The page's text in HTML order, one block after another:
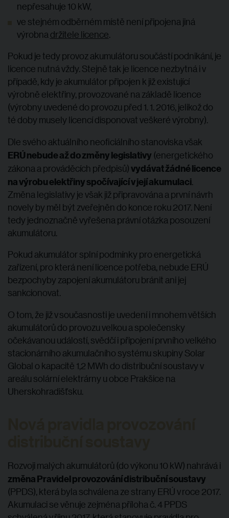
nepřesahuje 10 kW,
ve stejném odběrném místě není připojena jiná
výrobna držitele licence.
Pokud je tedy provoz akumulátoru součástí podnikání, je
licence nutná vždy. Stejně tak je licence nezbytná i v
případě, kdy je akumulátor připojen k již existující
výrobně elektřiny, provozované na základě licence
(výrobny uvedené do provozu před 1. 1. 2016, jelikož do
té doby musely licencí disponovat veškeré výrobny).
Dle svého aktuálního neoficiálního stanoviska však
ERÚ nebude až do změny legislativy (energetického
zákona a prováděcích předpisů)vydávat žádné licence
na výrobu elektřiny spočívající v její akumulaci.
Změna legislativy je však již připravována a první návrh
novely by měl být zveřejněn do konce roku 2017. Není
tedy jednoznačně vyřešena právní otázka posouzení
akumulátoru.
Pokud akumulátor splní podmínky pro energetická
zařízení, pro která není licence potřeba, nebude ERÚ
bezpochyby zapojení akumulátoru bránit ani jej
sankcionovat.
O tom, že již v současnosti je uvedení i mnohem větších
akumulátorů do provozu velkou a společensky
očekávanou událostí, svědčí i připojení prvního velkého
stacionárního akumulačního systému skupiny Solar
Global o kapacitě 1,2 MWh do distribuční soustavy v
areálu solární elektrárny u obce Prakšice na
Uherskohradišťsku.
Rozvoji malých akumulátorů (do výkonu 10 kW) nahrává i
změna Pravidel provozování distribuční soustavy
(PPDS), která byla schválena ze strany ERÚ v roce 2017.
Akumulaci se věnuje zejména příloha č. 4 PPDS